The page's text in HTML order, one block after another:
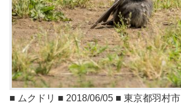
■ ムクドリ ■ 2018/06/05 ■ 東京都羽村市